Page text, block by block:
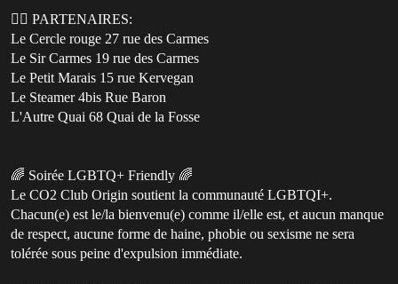
🏳️‍🌈 PARTENAIRES:
Le Cercle rouge 27 rue des Carmes
Le Sir Carmes 19 rue des Carmes
Le Petit Marais 15 rue Kervegan
Le Steamer 4bis Rue Baron
L'Autre Quai 68 Quai de la Fosse
🌈 Soirée LGBTQ+ Friendly 🌈
Le CO2 Club Origin soutient la communauté LGBTQI+.
Chacun(e) est le/la bienvenu(e) comme il/elle est, et aucun manque
de respect, aucune forme de haine, phobie ou sexisme ne sera
tolérée sous peine d'expulsion immédiate.